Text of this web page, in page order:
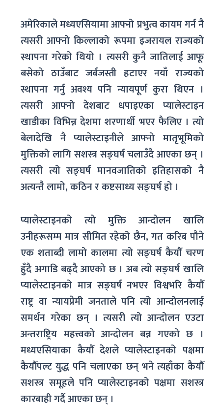
अमेरिकाले मध्यएसियामा आफ्नो प्रभुत्व कायम गर्न नै
त्यसरी आफ्नो किल्लाको रूपमा इजरायल राज्यको
स्थापना गरेको थियो । त्यसरी कुनै जातिलाई आफू
बसेको ठाउँबाट जर्बजस्ती हटाएर नयाँ राज्यको
स्थापना गर्नु अवश्य पनि न्यायपूर्ण कुरा थिएन ।
त्यसरी आफ्नो देशबाट धपाइएका प्यालेस्टाइन
खाडीका विभिन्न देशमा शरणार्थी भएर फैलिए । त्यो
बेलादेखि नै प्यालेस्टाइनीले आफ्नो मातृभूमिको
मुक्तिको लागि सशस्त्र सङ्घर्ष चलाउँदै आएका छन् ।
त्यसरी त्यो सङ्घर्ष मानवजातिको इतिहासको नै
अत्यन्तै लामो, कठिन र कष्टसाध्य सङ्घर्ष हो ।
प्यालेस्टाइनको त्यो मुक्ति आन्दोलन खालि
उनीहरूसम्म मात्र सीमित रहेको छैन, गत करिब पौने
एक शताब्दी लामो कालमा त्यो सङ्घर्ष कैयौँ चरण
हुँदै अगाडि बढ्दै आएको छ । अब त्यो सङ्घर्ष खालि
प्यालेस्टाइनको मात्र सङ्घर्ष नभएर विश्वभरि कैयौँ
राष्ट्र वा न्यायप्रेमी जनताले पनि त्यो आन्दोलनलाई
समर्थन गरेका छन् । त्यसरी त्यो आन्दोलन एउटा
अन्तराष्ट्रिय महत्त्वको आन्दोलन बन्न गएको छ ।
मध्यएसियाका कैयौँ देशले प्यालेस्टाइनको पक्षमा
कैयौँपल्ट युद्ध पनि चलाएका छन् भने त्यहाँका कैयौँ
सशस्त्र समूहले पनि प्यालेस्टाइनको पक्षमा सशस्त्र
कारबाही गर्दै आएका छन् ।